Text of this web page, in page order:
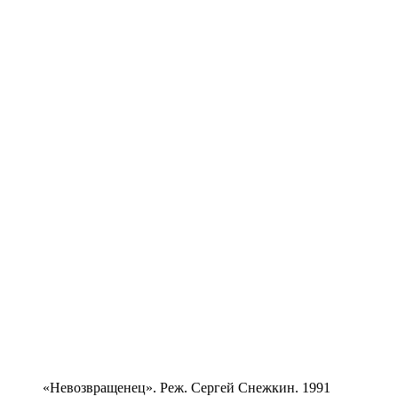
«Невозвращенец». Реж. Сергей Снежкин. 1991